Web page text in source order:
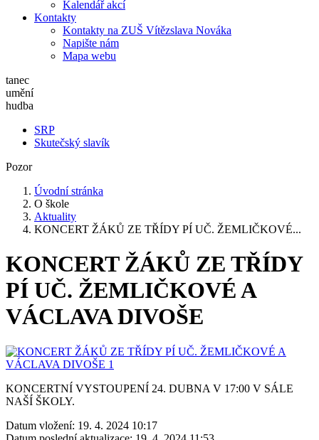
Kalendář akcí
Kontakty
Kontakty na ZUŠ Vítězslava Nováka
Napište nám
Mapa webu
tanec
umění
hudba
SRP
Skutečský slavík
Pozor
Úvodní stránka
O škole
Aktuality
KONCERT ŽÁKŮ ZE TŘÍDY PÍ UČ. ŽEMLIČKOVÉ...
KONCERT ŽÁKŮ ZE TŘÍDY
PÍ UČ. ŽEMLIČKOVÉ A
VÁCLAVA DIVOŠE
KONCERTNÍ VYSTOUPENÍ 24. DUBNA V 17:00 V SÁLE
NAŠÍ ŠKOLY.
Datum vložení: 19. 4. 2024 10:17